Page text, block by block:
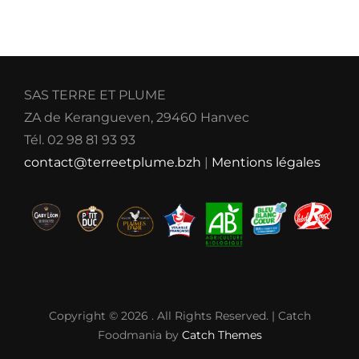
SAS TERRE ET PLUME
ZA de Kerangueven, 29460 Hanvec
Tél. 02 98 81 93 93
contact@terreetplume.bzh | Mentions légales
Copyright © 2026 . All Rights Reserved. | Catch
Foodmania by Catch Themes